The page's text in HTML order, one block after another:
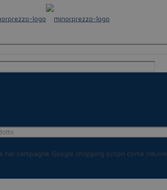
campagne Google shopping scopri come ridurre